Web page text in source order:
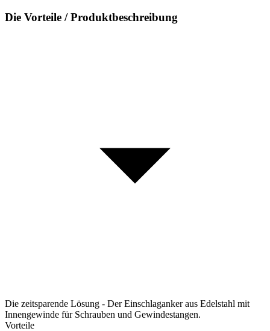
Die Vorteile / Produktbeschreibung
Die zeitsparende Lösung - Der Einschlaganker aus Edelstahl mit
Innengewinde für Schrauben und Gewindestangen.
Vorteile